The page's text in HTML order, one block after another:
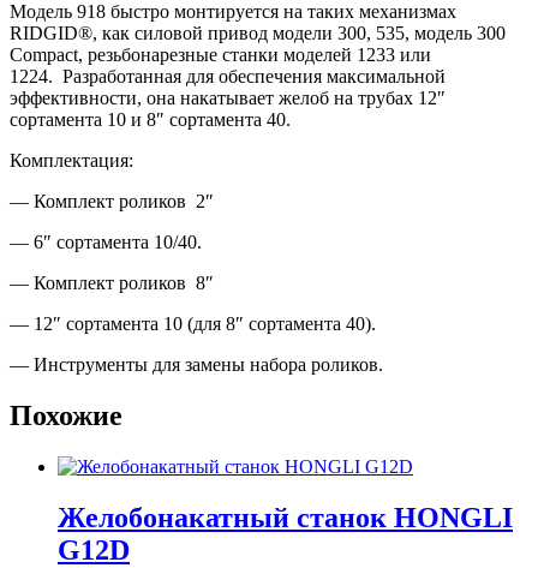
Модель 918 быстро монтируется на таких механизмах
RIDGID®, как силовой привод модели 300, 535, модель 300
Сompact, резьбонарезные станки моделей 1233 или
1224. Разработанная для обеспечения максимальной
эффективности, она накатывает желоб на трубах 12″
сортамента 10 и 8″ сортамента 40.
Комплектация:
— Комплект роликов 2″
— 6″ сортамента 10/40.
— Комплект роликов 8″
— 12″ сортамента 10 (для 8″ сортамента 40).
— Инструменты для замены набора роликов.
Похожие
Желобонакатный станок HONGLI
G12D